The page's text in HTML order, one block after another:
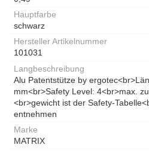
Hauptfarbe
schwarz
Hersteller Artikelnummer
101031
Langbeschreibung
Alu Patentstütze by
mm<br>Safety Level: 4<br>max.
<br>gewicht ist der Safety-
entnehmen
Marke
MATRIX